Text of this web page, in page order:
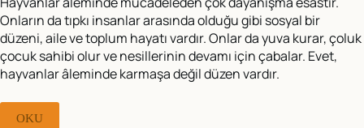
Onların da tıpkı insanlar arasında olduğu gibi sosyal bir
düzeni, aile ve toplum hayatı vardır. Onlar da yuva kurar, çoluk
çocuk sahibi olur ve nesillerinin devamı için çabalar. Evet,
hayvanlar âleminde karmaşa değil düzen vardır.
OKU